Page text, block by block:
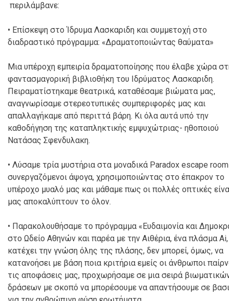
περιλάμβανε:
• Επίσκεψη στο Ίδρυμα Λασκαριδη και συμμετοχή στο
διαδραστικό πρόγραμμα: «Δραματοποιώντας θαύματα»
Μια υπέροχη εμπειρία δραματοποίησης που έλαβε χώρα
φαντασμαγορική βιβλιοθήκη του Ιδρύματος Λασκαριδη.
Πειραματίστηκαμε θεατρικά, καταθέσαμε βιώματα μας,
αναγνωρίσαμε στερεοτυπικές συμπεριφορές μας και
απαλλαγήκαμε από περιττά βάρη. Κι όλα αυτά υπό την
καθοδήγηση της καταπληκτικής εμψυχώτριας- ηθοποιού
Νατάσας Σφενδυλακη.
• Λύσαμε τρία μυστήρια στα μοναδικά Paradox escape
συνεργαζόμενοι άψογα, χρησιμοποιώντας στο έπακρον το
υπέροχο μυαλό μας και μάθαμε πως οι πολλές οπτικές
μας αποκαλύπτουν το όλον.
• Παρακολουθήσαμε το πρόγραμμα «Ευδαιμονία και
στο Ωδείο Αθηνών και παρέα με την Αιθέρια, ένα πλάσμα
κατέχει την γνώση όλης της πλάσης, δεν μπορεί, όμως, να
κατανοήσει με βάση ποια κριτήρια εμείς οι άνθρωποι
τις αποφάσεις μας, προχωρήσαμε σε μια σειρά
δράσεων με σκοπό να μπορέσουμε να απαντήσουμε σε